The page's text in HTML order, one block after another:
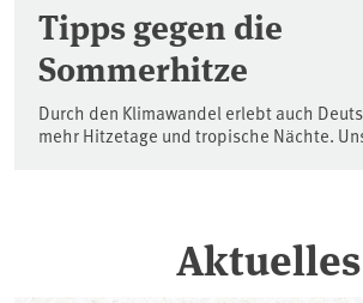
Aktuelles
Tipps gegen die
Sommerhitze
Durch den Klimawandel erlebt auch
mehr Hitzetage und tropische Nächte.